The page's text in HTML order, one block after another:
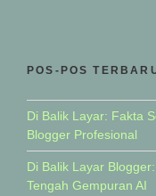
POS-POS
Di Balik Layar: Fakta
Blogger Profesional
Di Balik Layar
Tengah Gempuran AI